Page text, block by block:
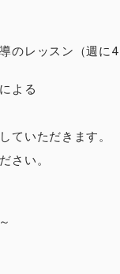
のレッスン（週に4
よる
ていただきます。
さい。